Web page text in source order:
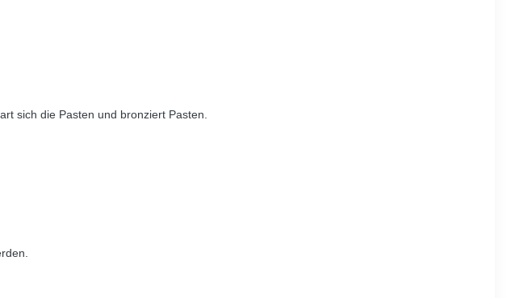
sich die Pasten und bronziert Pasten.